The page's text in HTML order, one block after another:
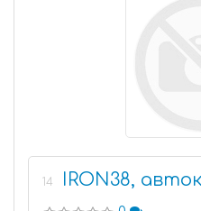
14 IRON38,